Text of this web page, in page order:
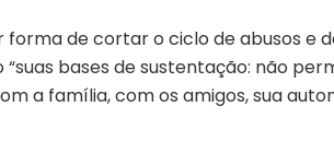
de cortar o ciclo de abusos e
bases de sustentação: não
a família, com os amigos, sua